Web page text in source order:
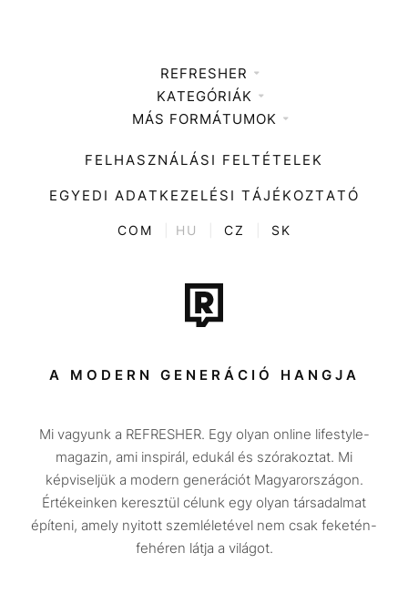
REFRESHER
Médiaajánlat
KATEGÓRIÁK
Zene
Divat
Kultúra
ENTR
Tech-Tudomány
Sport
Társadalom
Utazás
Életmód
Design
Beszélgetések
MÁS FORMÁTUMOK
FELHASZNÁLÁSI FELTÉTELEK
EGYEDI ADATKEZELÉSI TÁJÉKOZTATÓ
COM HU CZ SK
A MODERN GENERÁCIÓ HANGJA
Mi vagyunk a REFRESHER. Egy olyan online lifestyle-
magazin, ami inspirál, edukál és szórakoztat. Mi
képviseljük a modern generációt Magyarországon.
Értékeinken keresztül célunk egy olyan társadalmat
építeni, amely nyitott szemléletével nem csak feketén-
fehéren látja a világot.